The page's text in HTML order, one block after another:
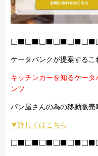
ケータバンクが提案する
キッチンカーを知るケー
ンツ
パン屋さんの為の移動販売
▼詳しくはこちら